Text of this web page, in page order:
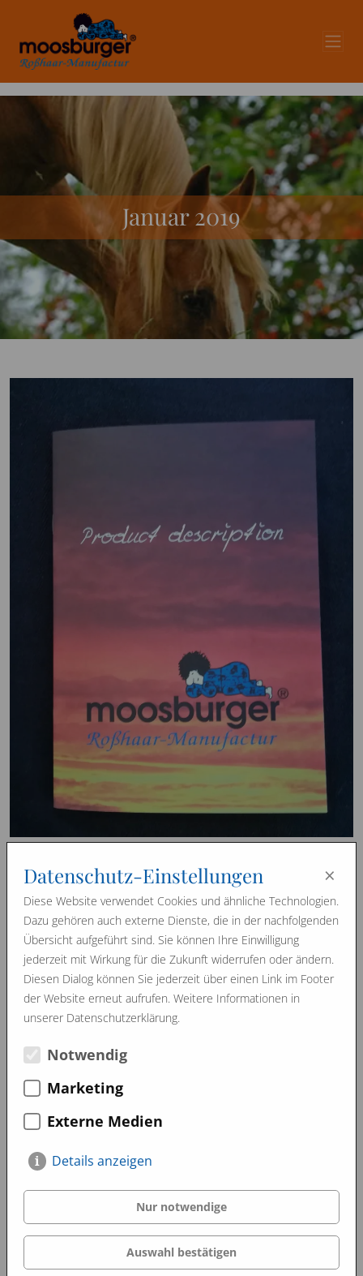
Januar 2019
Januar 2019
Ab sofort ist unsere Produkt-Beschreibung auch in
englischer Ausführung erhältlich.
Damit können auch unsere ausländischen Kunden die
hilfreichen Informationen und Pflegehinweise nachlesen.
Selbstverständlich wieder mit dem Kontrollstempel von
moosburger®.
Februar 2019
Image Filme
Datenschutz-Einstellungen ×
Diese Website verwendet Cookies und ähnliche Technologien.
Dazu gehören auch externe Dienste, die in der nachfolgenden
Übersicht aufgeführt sind. Sie können Ihre Einwilligung
jederzeit mit Wirkung für die Zukunft widerrufen oder ändern.
Diesen Dialog können Sie jederzeit über einen Link im Footer
der Website erneut aufrufen. Weitere Informationen in
unserer Datenschutzerklärung.
Notwendig
Marketing
Externe Medien
Details anzeigen
Nur notwendige
Auswahl bestätigen